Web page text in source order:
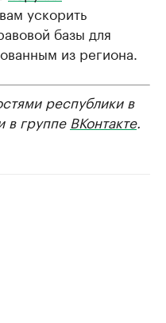
ускорить
базы для
из региона.
республики в
в группе ВКонтакте.